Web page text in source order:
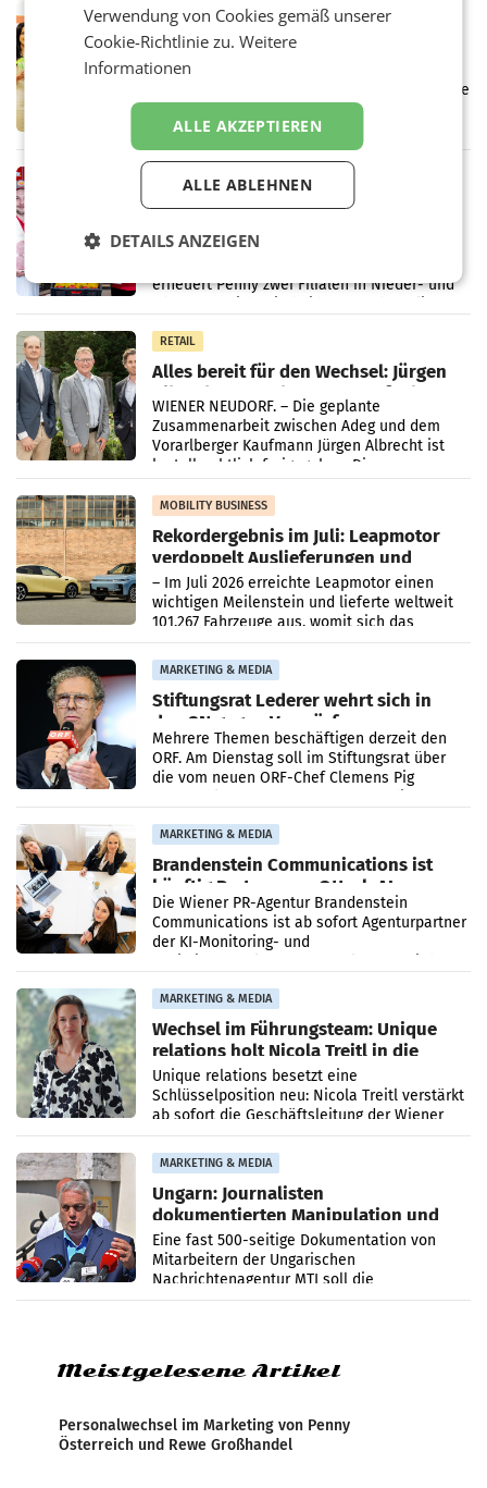
RETAIL
Eine Bühne für Zirkularität: ARA und
Müller informieren am POS über
Über den gesamten August hinweg rücken die
Altstoff Recycling Austria AG (ARA) und der
Handelskonzern Müller die Initiative
„Kreislauf-Helden“ in allen österreichischen
Müller-Filialen
RETAIL
Penny modernisiert zwei Filialen in
WIENER NEUDORF. – Im Rahmen einer
erneuert Penny zwei Filialen in Nieder- und
RETAIL
Alles bereit für den Wechsel: Jürgen
Albrecht setzt ab 1.1.2027 auf Adeg
WIENER NEUDORF. – Die geplante
Zusammenarbeit zwischen Adeg und dem
Vorarlberger Kaufmann Jürgen Albrecht ist
kartellrechtlich freigegeben: Die
Bundeswettbewerbsbehörde und der
Bundeskartellanwalt
MOBILITY BUSINESS
Rekordergebnis im Juli: Leapmotor
verdoppelt Auslieferungen und
überschreitet die 100.000er-Marke
– Im Juli 2026 erreichte Leapmotor einen
wichtigen Meilenstein und lieferte weltweit
101.267 Fahrzeuge aus, womit sich das
Ergebnis gegenüber Juli 2025 mehr als
verdoppelte (+102
MARKETING & MEDIA
Stiftungsrat Lederer wehrt sich in
den SN gegen Vorwürfe
Mehrere Themen beschäftigen derzeit den
ORF. Am Dienstag soll im Stiftungsrat über
die vom neuen ORF-Chef Clemens Pig
MARKETING & MEDIA
Brandenstein Communications ist
künftig Partner von OtterlyAI
Die Wiener PR-Agentur Brandenstein
Communications ist ab sofort Agenturpartner
der KI-Monitoring- und
MARKETING & MEDIA
Wechsel im Führungsteam: Unique
relations holt Nicola Treitl in die
Geschäftsleitung
Unique relations besetzt eine
Schlüsselposition neu: Nicola Treitl verstärkt
ab sofort die Geschäftsleitung der Wiener
PR-Agentur an der Seite von Josef Kalina und
Anna Kalina-Mahr.
MARKETING & MEDIA
Ungarn: Journalisten
dokumentierten Manipulation und
Zensur
Eine fast 500-seitige Dokumentation von
Mitarbeitern der Ungarischen
Nachrichtenagentur MTI soll die
systematische Nachrichten-Manipulation und
Meistgelesene Artikel
Personalwechsel im Marketing von Penny
Österreich und Rewe Großhandel
Verwendung von Cookies gemäß unserer
Cookie-Richtlinie zu.Weitere
Informationen
ALLE AKZEPTIEREN
ALLE ABLEHNEN
DETAILS ANZEIGEN